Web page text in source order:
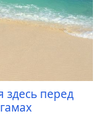
здесь перед